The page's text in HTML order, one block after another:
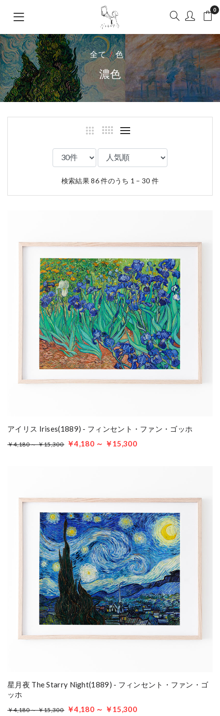
0
全て 色
濃色
検索結果 86 件のうち 1 – 30 件
アイリス Irises(1889) - フィンセント・ファン・ゴッホ
￥4,180 ～ ￥15,300 ￥4,180 ～ ￥15,300
星月夜 The Starry Night(1889) - フィンセント・ファン・ゴ
ッホ
￥4,180 ～ ￥15,300 ￥4,180 ～ ￥15,300